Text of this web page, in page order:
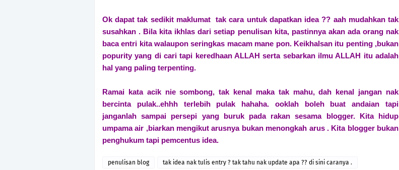
Ok dapat tak sedikit maklumat tak cara untuk dapatkan idea ?? aah mudahkan tak
susahkan . Bila kita ikhlas dari setiap penulisan kita, pastinnya akan ada orang nak
baca entri kita walaupon seringkas macam mane pon. Keikhalsan itu penting ,bukan
popurity yang di cari tapi keredhaan ALLAH serta sebarkan ilmu ALLAH itu adalah
hal yang paling terpenting.
Ramai kata acik nie sombong, tak kenal maka tak mahu, dah kenal jangan nak
bercinta pulak..ehhh terlebih pulak hahaha. ooklah boleh buat andaian tapi
janganlah sampai persepi yang buruk pada rakan sesama blogger. Kita hidup
umpama air ,biarkan mengikut arusnya bukan menongkah arus . Kita blogger bukan
penghukum tapi pemcentus idea.
penulisan blog tak idea nak tulis entry ? tak tahu nak update apa ?? di sini caranya .